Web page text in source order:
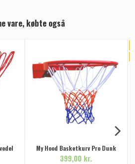
vare, købte også
My Hood Basketkurv Pro Dunk
399,00 kr.